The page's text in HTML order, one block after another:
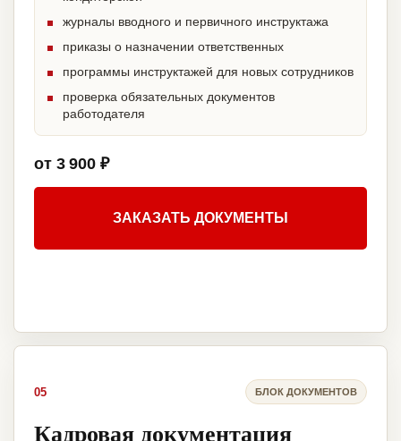
журналы вводного и первичного инструктажа
приказы о назначении ответственных
программы инструктажей для новых сотрудников
проверка обязательных документов
работодателя
от 3 900 ₽
ЗАКАЗАТЬ ДОКУМЕНТЫ
05 БЛОК ДОКУМЕНТОВ
Кадровая документация